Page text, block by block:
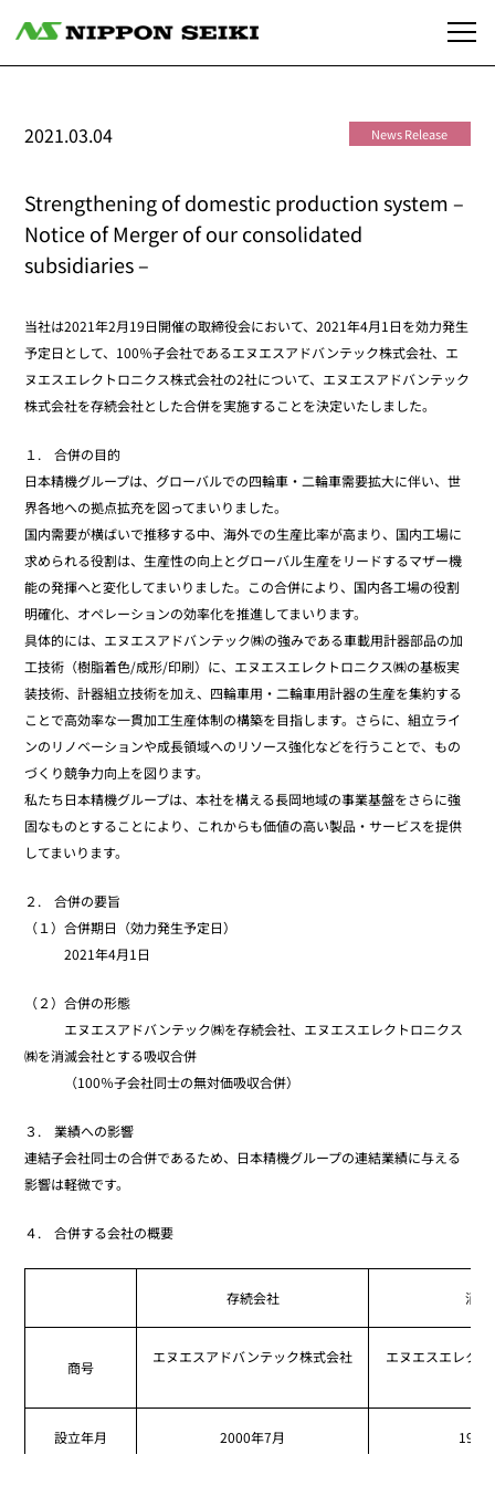
News Release
2021.03.04
Strengthening of domestic production system –
Notice of Merger of our consolidated
subsidiaries –
当社は2021年2月19日開催の取締役会において、2021年4月1日を効力発生
予定日として、100％子会社であるエヌエスアドバンテック株式会社、エ
ヌエスエレクトロニクス株式会社の2社について、エヌエスアドバンテック
株式会社を存続会社とした合併を実施することを決定いたしました。
１. 合併の目的
日本精機グループは、グローバルでの四輪車・二輪車需要拡大に伴い、世
界各地への拠点拡充を図ってまいりました。
国内需要が横ばいで推移する中、海外での生産比率が高まり、国内工場に
求められる役割は、生産性の向上とグローバル生産をリードするマザー機
能の発揮へと変化してまいりました。この合併により、国内各工場の役割
明確化、オペレーションの効率化を推進してまいります。
具体的には、エヌエスアドバンテック㈱の強みである車載用計器部品の加
工技術（樹脂着色/成形/印刷）に、エヌエスエレクトロニクス㈱の基板実
装技術、計器組立技術を加え、四輪車用・二輪車用計器の生産を集約する
ことで高効率な一貫加工生産体制の構築を目指します。さらに、組立ライ
ンのリノベーションや成長領域へのリソース強化などを行うことで、もの
づくり競争力向上を図ります。
私たち日本精機グループは、本社を構える長岡地域の事業基盤をさらに強
固なものとすることにより、これからも価値の高い製品・サービスを提供
してまいります。
２. 合併の要旨
（１）合併期日（効力発生予定日）
2021年4月1日
（２）合併の形態
エヌエスアドバンテック㈱を存続会社、エヌエスエレクトロニクス
㈱を消滅会社とする吸収合併
（100％子会社同士の無対価吸収合併）
３. 業績への影響
連結子会社同士の合併であるため、日本精機グループの連結業績に与える
影響は軽微です。
４. 合併する会社の概要
存続会社 消滅
商号
エヌエスアドバンテック株式会社 エヌエスエレク
設立年月 2000年7月 1973